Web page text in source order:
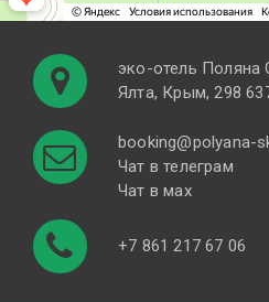
эко-отель Поляна
Ялта, Крым, 298
booking@polyana-
Чат в телеграм
Чат в мах
+7 861 217 67 06